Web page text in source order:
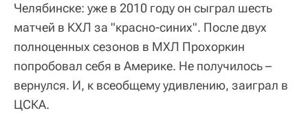
Челябинске: уже в 2010 году он сыграл шесть
матчей в КХЛ за "красно-синих". После двух
полноценных сезонов в МХЛ Прохоркин
попробовал себя в Америке. Не получилось –
вернулся. И, к всеобщему удивлению, заиграл в
ЦСКА.